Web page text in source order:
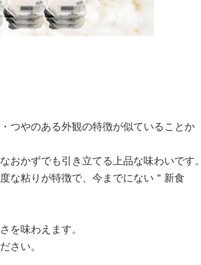
つやのある外観の特徴が似ていることか
おかずでも引き立てる上品な味わいです。
な粘りが特徴で、今までにない＂新食
を味わえます。
さい。